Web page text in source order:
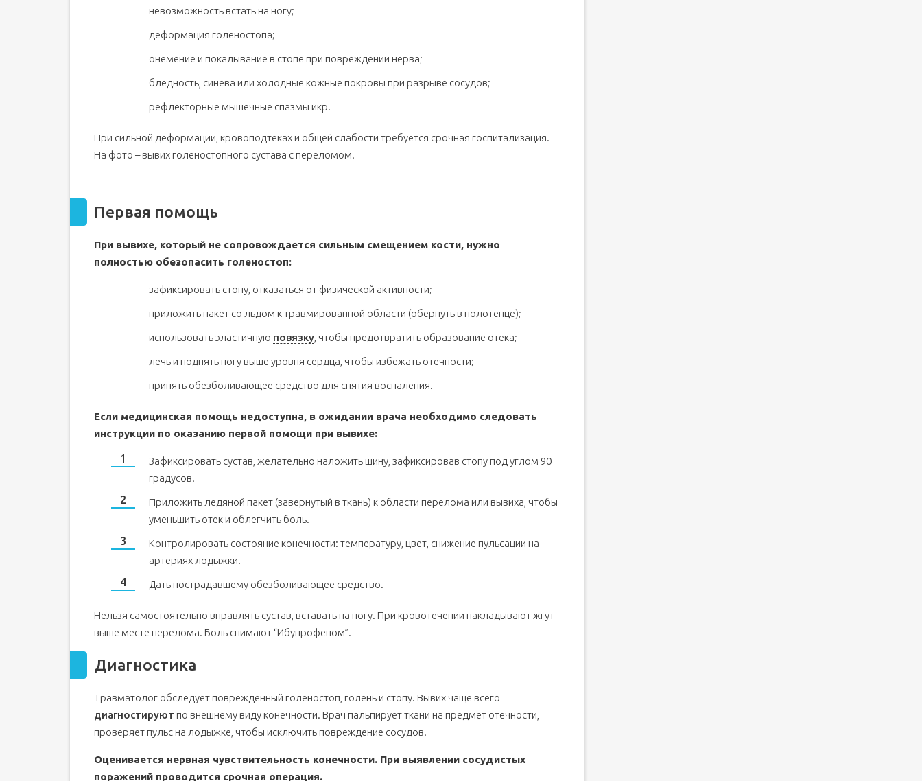
невозможность встать на ногу;
деформация голеностопа;
онемение и покалывание в стопе при повреждении нерва;
бледность, синева или холодные кожные покровы при разрыве сосудов;
рефлекторные мышечные спазмы икр.
При сильной деформации, кровоподтеках и общей слабости требуется срочная госпитализация.
На фото – вывих голеностопного сустава с переломом.
Первая помощь
При вывихе, который не сопровождается сильным смещением кости, нужно
полностью обезопасить голеностоп:
зафиксировать стопу, отказаться от физической активности;
приложить пакет со льдом к травмированной области (обернуть в полотенце);
использовать эластичную повязку , чтобы предотвратить образование отека;
лечь и поднять ногу выше уровня сердца, чтобы избежать отечности;
принять обезболивающее средство для снятия воспаления.
Если медицинская помощь недоступна, в ожидании врача необходимо следовать
инструкции по оказанию первой помощи при вывихе:
Зафиксировать сустав, желательно наложить шину, зафиксировав стопу под углом 90
градусов.
Приложить ледяной пакет (завернутый в ткань) к области перелома или вывиха, чтобы
уменьшить отек и облегчить боль.
Контролировать состояние конечности: температуру, цвет, снижение пульсации на
артериях лодыжки.
Дать пострадавшему обезболивающее средство.
Нельзя самостоятельно вправлять сустав, вставать на ногу. При кровотечении накладывают жгут
выше месте перелома. Боль снимают “Ибупрофеном”.
Диагностика
Травматолог обследует поврежденный голеностоп, голень и стопу. Вывих чаще всего
диагностируют по внешнему виду конечности. Врач пальпирует ткани на предмет отечности,
проверяет пульс на лодыжке, чтобы исключить повреждение сосудов.
Оценивается нервная чувствительность конечности. При выявлении сосудистых
поражений проводится срочная операция.